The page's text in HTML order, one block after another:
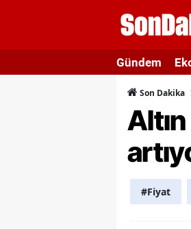
Gündem
Son Dakika
#Fiyat